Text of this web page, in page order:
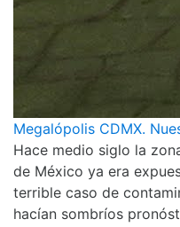
Megalópolis CDMX.
Hace medio siglo la
de México ya era
terrible caso de
hacían sombríos